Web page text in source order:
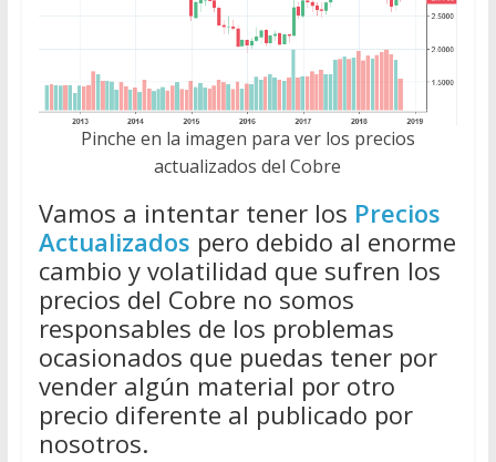
Pinche en la imagen para ver los precios
actualizados del Cobre
Vamos a intentar tener los Precios
Actualizados pero debido al enorme
cambio y volatilidad que sufren los
precios del Cobre no somos
responsables de los problemas
ocasionados que puedas tener por
vender algún material por otro
precio diferente al publicado por
nosotros.